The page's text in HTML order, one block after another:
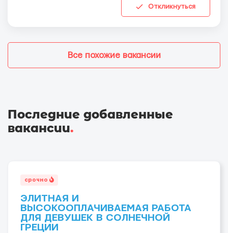
Откликнуться
Все похожие вакансии
Последние добавленные
вакансии.
срочно
ЭЛИТНАЯ И
ВЫСОКООПЛАЧИВАЕМАЯ РАБОТА
ДЛЯ ДЕВУШЕК В СОЛНЕЧНОЙ
ГРЕЦИИ